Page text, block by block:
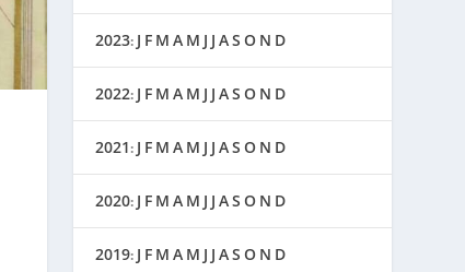
2023: J F M A M J J AS O N D
2022: J F M A M J J AS O N D
2021: J F M A M J J AS O N D
2020: J F M A M J J AS O N D
2019: J F M A M J J AS O N D